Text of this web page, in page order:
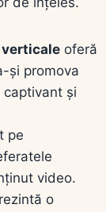
oferă
și promova
și
pe
video.
o